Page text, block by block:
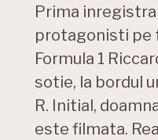
Prima
protagonisti pe
Formula 1
sotie, la bordul
R. Initial,
este filmata.